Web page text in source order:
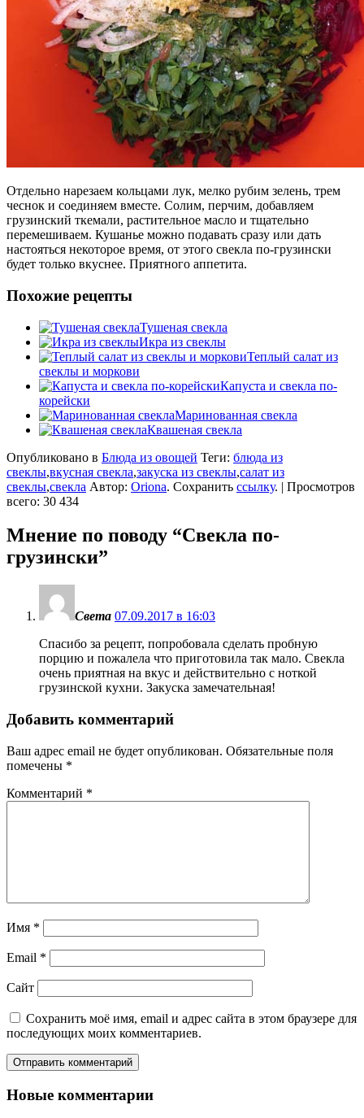
Отдельно нарезаем кольцами лук, мелко рубим зелень, трем
чеснок и соединяем вместе. Солим, перчим, добавляем
грузинский ткемали, растительное масло и тщательно
перемешиваем. Кушанье можно подавать сразу или дать
настояться некоторое время, от этого свекла по-грузински
будет только вкуснее. Приятного аппетита.
Похожие рецепты
Тушеная свекла
Икра из свеклы
Теплый салат из
свеклы и моркови
Капуста и свекла по-
корейски
Маринованная свекла
Квашеная свекла
Опубликовано в Блюда из овощей Теги: блюда из
свеклы,вкусная свекла,закуска из свеклы,салат из
свеклы,свекла Автор: Oriona. Сохранить ссылку. | Просмотров
всего: 30 434
Мнение по поводу “Свекла по-
грузински”
Света 07.09.2017 в 16:03
Спасибо за рецепт, попробовала сделать пробную
порцию и пожалела что приготовила так мало. Свекла
очень приятная на вкус и действительно с ноткой
грузинской кухни. Закуска замечательная!
Добавить комментарий
Ваш адрес email не будет опубликован. Обязательные поля
помечены *
Комментарий *
Имя *
Email *
Сайт
Сохранить моё имя, email и адрес сайта в этом браузере для
последующих моих комментариев.
Новые комментарии